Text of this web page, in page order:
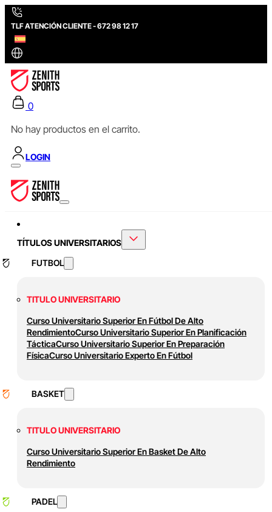
TLF ATENCIÓN CLIENTE - 672 98 12 17
0
No hay productos en el carrito.
LOGIN
TÍTULOS UNIVERSITARIOS
FUTBOL
TITULO UNIVERSITARIO
Curso Universitario Superior En Fútbol De Alto
RendimientoCurso Universitario Superior En Planificación
TácticaCurso Universitario Superior En Preparación
FísicaCurso Universitario Experto En Fútbol
BASKET
TITULO UNIVERSITARIO
Curso Universitario Superior En Basket De Alto
Rendimiento
PADEL